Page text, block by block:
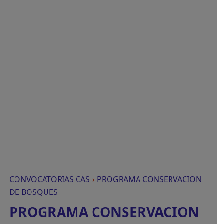
CONVOCATORIAS CAS › PROGRAMA CONSERVACION
DE BOSQUES
PROGRAMA CONSERVACION